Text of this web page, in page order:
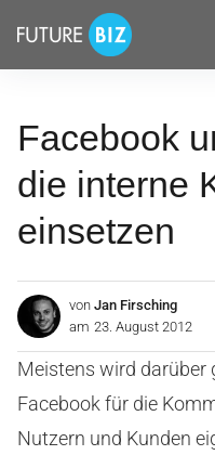
überspringen
FUTUREBIZ
Facebook
die interne
einsetzen
von Jan Firsching
am 23. August 2012
Meistens wird darüber
Facebook für die
Nutzern und Kunden